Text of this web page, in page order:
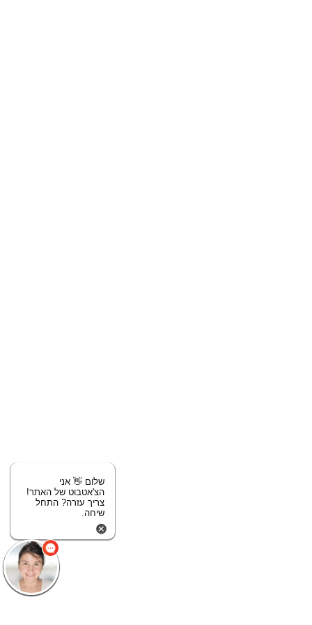
שלום 👋 אני
הצ'אטבוט של האתר!
צריך עזרה? התחל
שיחה.